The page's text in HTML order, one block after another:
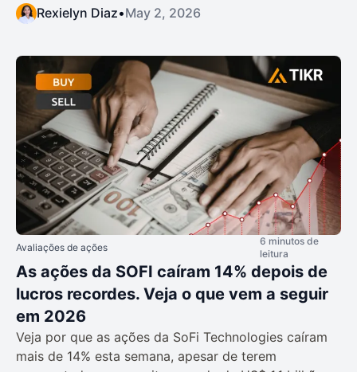
Rexielyn Diaz•May 2, 2026
Avaliações de ações
6 minutos de
leitura
As ações da SOFI caíram 14% depois de
lucros recordes. Veja o que vem a seguir
em 2026
Veja por que as ações da SoFi Technologies caíram
mais de 14% esta semana, apesar de terem